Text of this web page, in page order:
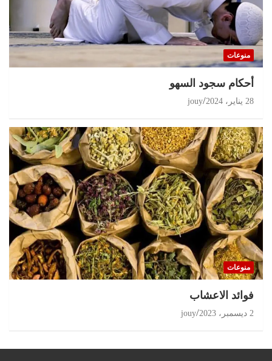
منوعات
أحكام سجود السهو
28 يناير، 2024 jouy
منوعات
‏فوائد الاعشاب
2 ديسمبر، 2023 jouy